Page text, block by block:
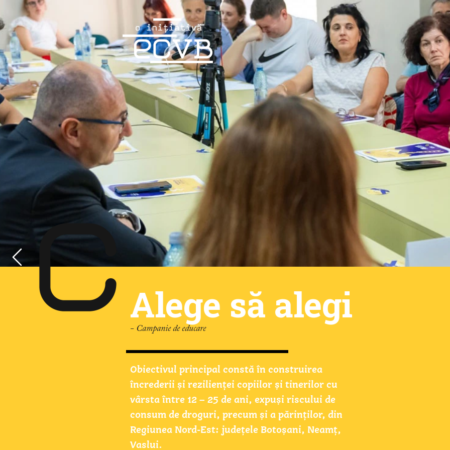
Bărbați pe
- Festival Urban
Un nou festival? Poate.
Un nou concept? Poate.
Dar, în fapt, tot o stradă, tot o bucurie, tot arta,
tot pasiuni, tot ...Suntem la fel!
Alege să alegi
- Campanie de educare
Obiectivul principal constă în construirea
încrederii și rezilienței copiilor și tinerilor cu
vârsta între 12 – 25 de ani, expuși riscului de
consum de droguri, precum și a părinților, din
Regiunea Nord-Est: județele Botoșani, Neamț,
Vaslui.